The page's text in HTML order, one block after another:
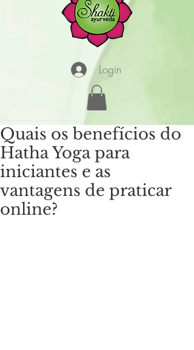
Login
Quais os benefícios do
Hatha Yoga para
iniciantes e as
vantagens de praticar
online?